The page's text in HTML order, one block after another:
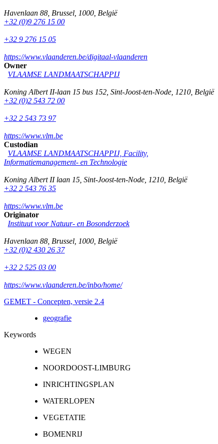
Havenlaan 88 Brussel 1000 België
+32 (0)9 276 15 00
+32 9 276 15 05
https://www.vlaanderen.be/digitaal-vlaanderen
Owner
VLAAMSE LANDMAATSCHAPPIJ
Koning Albert II-laan 15 bus 152 Sint-Joost-ten-Node 1210 België
+32 (0)2 543 72 00
+32 2 543 73 97
https://www.vlm.be
Custodian
VLAAMSE LANDMAATSCHAPPIJ, Facility,
Informatiemanagement- en Technologie
Koning Albert II laan 15 Sint-Joost-ten-Node 1210 België
+32 2 543 76 35
https://www.vlm.be
Originator
Instituut voor Natuur- en Bosonderzoek
Havenlaan 88 Brussel 1000 België
+32 (0)2 430 26 37
+32 2 525 03 00
https://www.vlaanderen.be/inbo/home/
GEMET - Concepten, versie 2.4
geografie
Keywords
WEGEN
NOORDOOST-LIMBURG
INRICHTINGSPLAN
WATERLOPEN
VEGETATIE
BOMENRIJ